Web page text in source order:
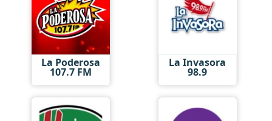
La Poderosa
107.7 FM
La Invasora
98.9